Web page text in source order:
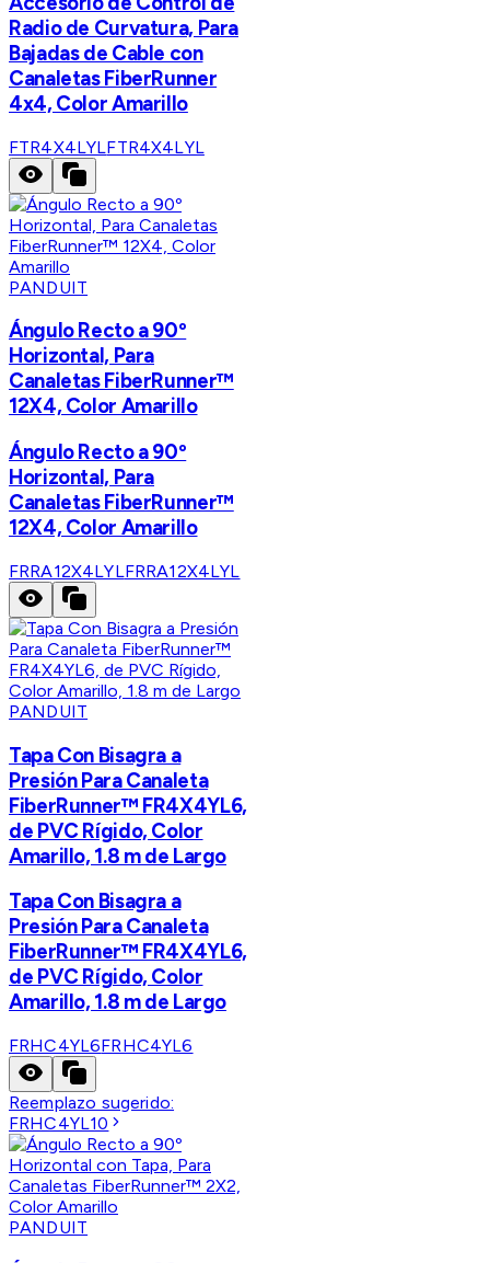
Radio de Curvatura, Para
Bajadas de Cable con
Canaletas FiberRunner
4x4, Color Amarillo
FTR4X4LYLFTR4X4LYL
PANDUIT
Ángulo Recto a 90º
Horizontal, Para
Canaletas FiberRunner™
12X4, Color Amarillo
Ángulo Recto a 90º
Horizontal, Para
Canaletas FiberRunner™
12X4, Color Amarillo
FRRA12X4LYLFRRA12X4LYL
PANDUIT
Tapa Con Bisagra a
Presión Para Canaleta
FiberRunner™ FR4X4YL6,
de PVC Rígido, Color
Amarillo, 1.8 m de Largo
Tapa Con Bisagra a
Presión Para Canaleta
FiberRunner™ FR4X4YL6,
de PVC Rígido, Color
Amarillo, 1.8 m de Largo
FRHC4YL6FRHC4YL6
Reemplazo sugerido:
FRHC4YL10
PANDUIT